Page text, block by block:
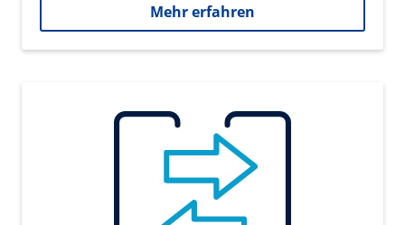
Mehr erfahren